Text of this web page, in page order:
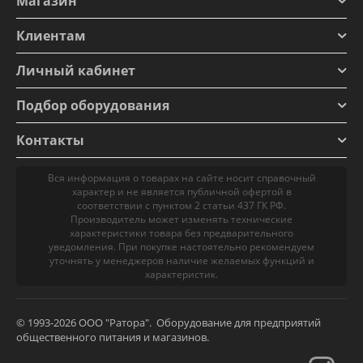
Клиентам
Личный кабинет
Подбор оборудования
Контакты
Вся информация о товарах на сайте носит справочный
характер и не является публичной офертой в
соответствии с пунктом 2 статьи 437 ГК РФ.
Производитель может изменять технические
характеристики товара без предварительного
уведомления. При покупке настоятельно рекомендуем
уточнять у менеджеров наличие желаемых функций и
характеристик.
© 1993-2026 ООО "Ратора". Оборудование для предприятий
общественного питания и магазинов.